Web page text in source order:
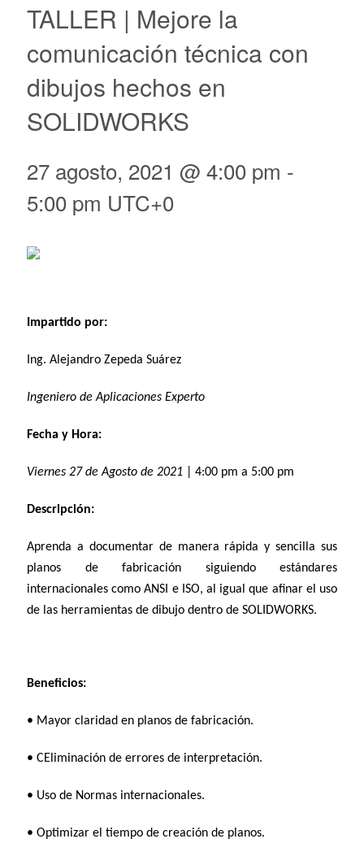
TALLER | Mejore la
comunicación técnica con
dibujos hechos en
SOLIDWORKS
27 agosto, 2021 @ 4:00 pm -
5:00 pm UTC+0
Impartido por:
Ing. Alejandro Zepeda Suárez
Ingeniero de Aplicaciones Experto
Fecha y Hora:
Viernes 27 de Agosto de 2021 | 4:00 pm a 5:00 pm
Descripción:
Aprenda a documentar de manera rápida y sencilla sus
planos de fabricación siguiendo estándares
internacionales como ANSI e ISO, al igual que afinar el uso
de las herramientas de dibujo dentro de SOLIDWORKS.
Beneficios:
• Mayor claridad en planos de fabricación.
• CEliminación de errores de interpretación.
• Uso de Normas internacionales.
• Optimizar el tiempo de creación de planos.